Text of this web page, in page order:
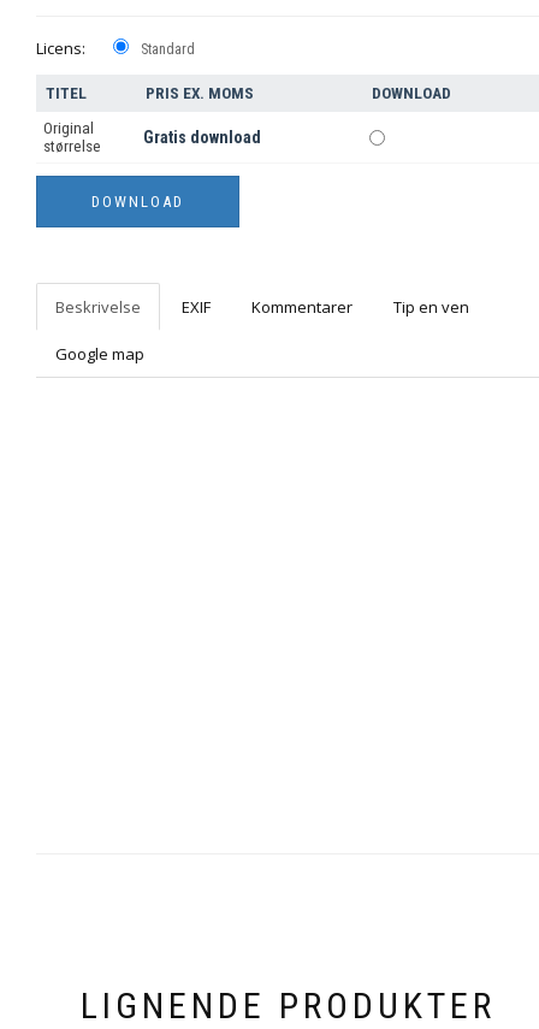
Licens: Standard
TITEL PRIS EX. MOMS
DOWNLOAD
Original
størrelse
Gratis download
Beskrivelse EXIF Kommentarer Tip en ven
Google map
LIGNENDE PRODUKTER